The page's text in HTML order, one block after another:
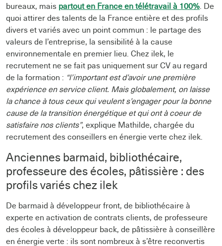
bureaux, mais partout en France en télétravail à 100%. De
quoi attirer des talents de la France entière et des profils
divers et variés avec un point commun : le partage des
valeurs de l’entreprise, la sensibilité à la cause
environnementale en premier lieu. Chez ilek, le
recrutement ne se fait pas uniquement sur CV au regard
de la formation : “l’important est d’avoir une première
expérience en service client. Mais globalement, on laisse
la chance à tous ceux qui veulent s’engager pour la bonne
cause de la transition énergétique et qui ont à coeur de
satisfaire nos clients”, explique Mathilde, chargée du
recrutement des conseillers en énergie verte chez ilek.
Anciennes barmaid, bibliothécaire,
professeure des écoles, pâtissière : des
profils variés chez ilek
De barmaid à développeur front, de bibliothécaire à
experte en activation de contrats clients, de professeure
des écoles à développeur back, de pâtissière à conseillère
en énergie verte : ils sont nombreux à s’être reconvertis